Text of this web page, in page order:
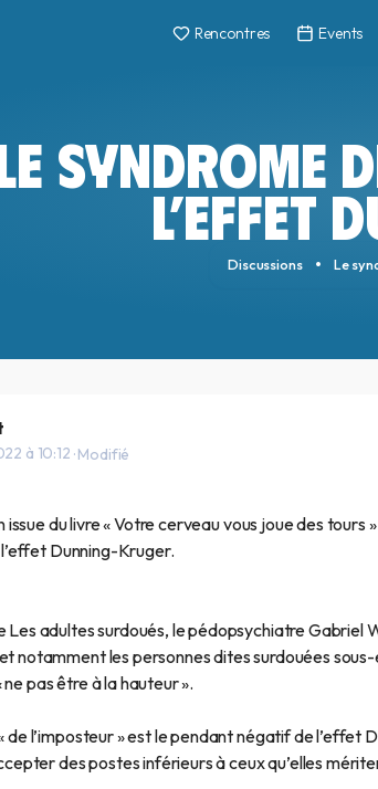
Rencontres Events
SYNDROME
L’EFFET
Discussions Le
à 10:12 · Modifié
issue du livre « Votre cerveau vous joue des
Dunning-Kruger.
Les adultes surdoués, le pédopsychiatre Gabriel
notamment les personnes dites surdouées
pas être à la hauteur ».
de l’imposteur » est le pendant négatif de l’effet
des postes inférieurs à ceux qu’elles